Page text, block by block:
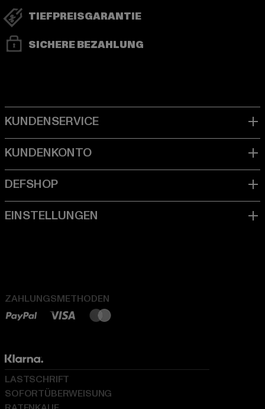
TIEFPREISGARANTIE
SICHERE BEZAHLUNG
ZAHLUNGSMETHODEN
LASTSCHRIFT
SOFORTÜBERWEISUNG